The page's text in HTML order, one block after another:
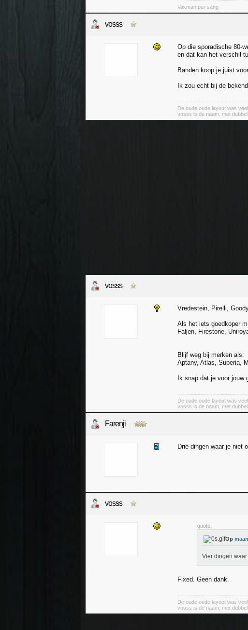
Vakman pur sang
vosss
Op die sporadische 80-
en dat kan het verschil
Banden koop je juist
Ik zou echt bij de
De oude oude layout was
vosss is de naam, met
vosss
Vredestein, Pirelli,
Als het iets goedkoper
Faljen, Firestone,
Blijf weg bij merken als:
Aptany, Atlas, Superia,
Ik snap dat je voor
De oude oude layout was
vosss is de naam, met
Farenji
Drie dingen waar je niet
vosss
quote:
Op
Vier dingen
Fixed. Geen dank.
De oude oude layout was
vosss is de naam, met